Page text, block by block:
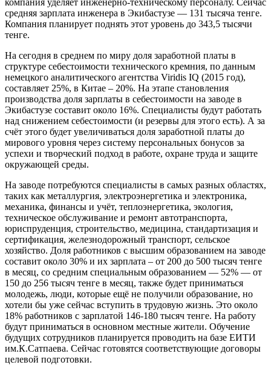
средняя зарплата инженера в Экибастузе — 131 тысяча тенге.
Компания планирует поднять этот уровень до 343,5 тысячи
тенге.
На сегодня в среднем по миру доля заработной платы в
структуре себестоимости технического кремния, по данным
немецкого аналитического агентства Viridis IQ (2015 год),
составляет 25%, в Китае – 20%. На этапе становления
производства доля зарплаты в себестоимости на заводе в
Экибастузе составит около 16%. Специалисты будут работать
над снижением себестоимости (и резервы для этого есть). А за
счёт этого будет увеличиваться доля заработной платы до
мирового уровня через систему персональных бонусов за
успехи и творческий подход в работе, охране труда и защите
окружающей среды.
На заводе потребуются специалисты в самых разных областях,
таких как металлургия, электроэнергетика и электроника,
механика, финансы и учёт, теплоэнергетика, экология,
техническое обслуживание и ремонт автотранспорта,
юриспруденция, строительство, медицина, стандартизация и
сертификация, железнодорожный транспорт, сельское
хозяйство. Доля работников с высшим образованием на заводе
составит около 30% и их зарплата – от 200 до 500 тысяч тенге
в месяц, со средним специальным образованием — 52% — от
150 до 256 тысяч тенге в месяц, также будет приниматься
молодежь, люди, которые ещё не получили образование, но
хотели бы уже сейчас вступить в трудовую жизнь. Это около
18% работников с зарплатой 146-180 тысяч тенге. На работу
будут приниматься в основном местные жители. Обучение
будущих сотрудников планируется проводить на базе ЕИТИ
им.К.Сатпаева. Сейчас готовятся соответствующие договоры
целевой подготовки.